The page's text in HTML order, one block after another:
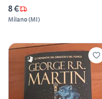
8 €
Milano(MI)